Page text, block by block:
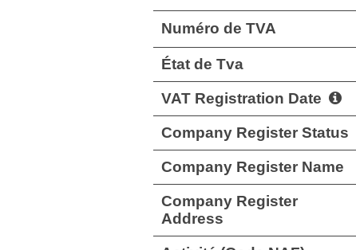
Numéro de TVA
État de Tva
VAT Registration Date
Company Register Status
Company Register Name
Company Register
Address